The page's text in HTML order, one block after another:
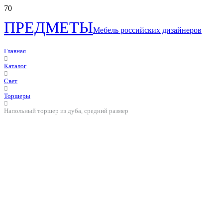
ПРЕДМЕТЫМебель российских дизайнеров
Главная
Каталог
Свет
Торшеры
Напольный торшер из дуба, средний размер